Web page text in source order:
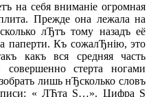
на себя вниманiе огромная
Прежде она лежала на
лЂтъ тому назадъ её
паперти. Къ сожалЂнiю, это
какъ вся средняя часть
стерта ногами
лишь нЂсколько словъ
« ЛЂта S…». Цифра S